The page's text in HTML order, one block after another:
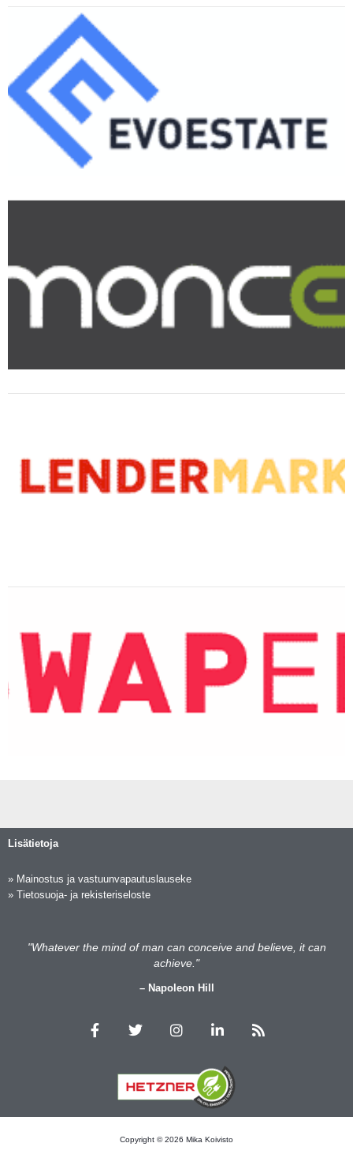
Lisätietoja
» Mainostus ja vastuunvapautuslauseke
» Tietosuoja- ja rekisteriseloste
"Whatever the mind of man can conceive and believe, it can
achieve."
– Napoleon Hill
a
k
w
t
e
r
n
a
g
r
a
i
e
d
i
n
s
Copyright © 2026 Mika Koivisto